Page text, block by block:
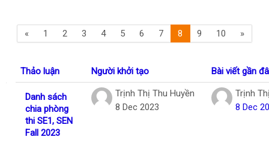
Tiếng Việt
kiếm
khoá
học
Gửi
« Trang trước
1 2 3 4 5 6 7 8 (current)
9 10 »Trang
Danh sách các cuộc thảo luận. Đang
Thảo luận Người khởi tạo Bài viết gần
Danh sách
chia phòng
thi SE1, SEN
Fall 2023
Trịnh Thị Thu Huyền
8 Dec 2023
Trịnh
8 Dec